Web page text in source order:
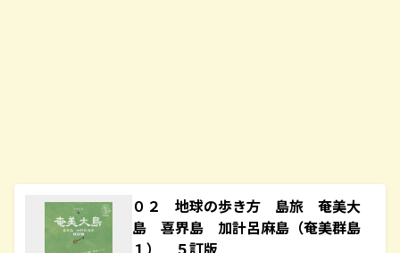
０２ 地球の歩き方 島旅 奄美大
島 喜界島 加計呂麻島（奄美群島
１） ５訂版